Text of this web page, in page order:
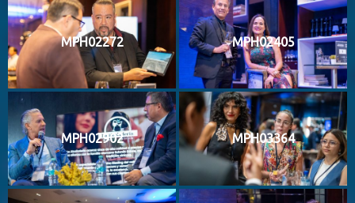
MPH02272 MPH02405
MPH02902 MPH03364